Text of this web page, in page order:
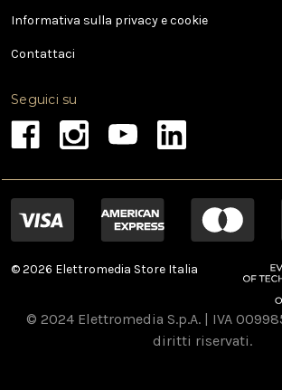
Informativa sulla privacy e cookie
Contattaci
Seguici su
© 2026 Elettromedia Store Italia
© 2024 Elettromedia S.p.A. | IVA
diritti riservati.